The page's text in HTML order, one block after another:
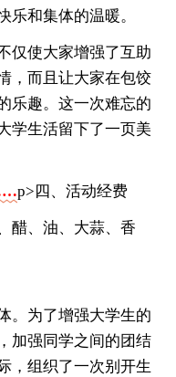
乐和集体的温暖。
仅使大家增强了互助
，而且让大家在包饺
乐趣。这一次难忘的
学生活留下了一页美
p>四、活动经费
醋、油、大蒜、香
。为了增强大学生的
加强同学之间的团结
，组织了一次别开生